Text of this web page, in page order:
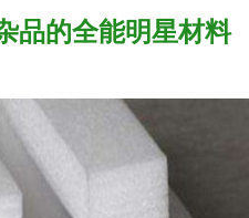
品的全能明星材料